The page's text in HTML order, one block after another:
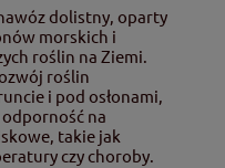
dolistny, oparty
morskich i
roślin na Ziemi.
roślin
i pod osłonami,
na
takie jak
czy choroby.